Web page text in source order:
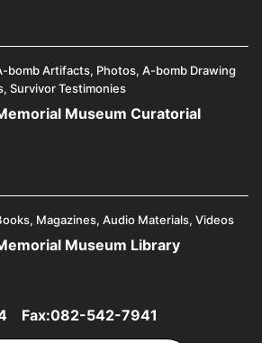
bomb Artifacts, Photos, A-bomb Drawing
Survivor Testimonies
Museum Curatorial
Magazines, Audio Materials, Videos
Museum Library
Fax:082-542-7941